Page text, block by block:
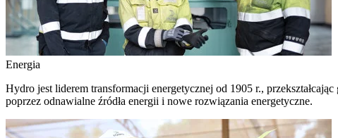
Energia
Hydro jest liderem transformacji energetycznej od 1905 r.,
poprzez odnawialne źródła energii i nowe rozwiązania energetyczne.